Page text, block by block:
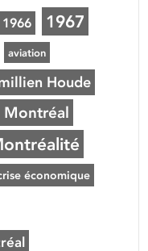
1966 1967
aviation
Houde
Montréal
économique